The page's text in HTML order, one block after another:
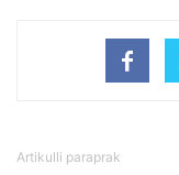
Artikulli paraprak